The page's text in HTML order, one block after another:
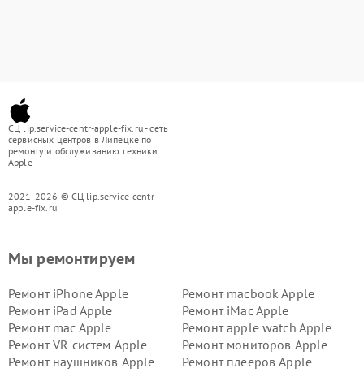
СЦ lip.service-centr-apple-fix.ru - сеть
сервисных центров в Липецке по
ремонту и обслуживанию техники
Apple
2021-2026 © СЦ lip.service-centr-
apple-fix.ru
Мы ремонтируем
Ремонт iPhone Apple
Ремонт macbook Apple
Ремонт iPad Apple
Ремонт iMac Apple
Ремонт mac Apple
Ремонт apple watch Apple
Ремонт VR систем Apple
Ремонт мониторов Apple
Ремонт наушников Apple
Ремонт плееров Apple